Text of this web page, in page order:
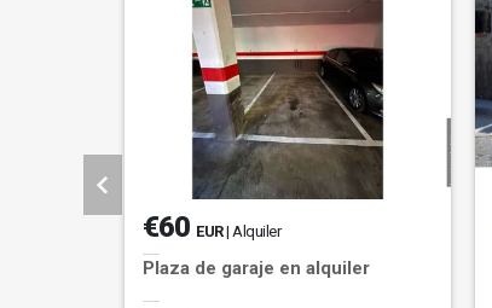
€60 EUR| Alquiler
Plaza de garaje en alquiler